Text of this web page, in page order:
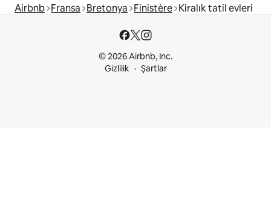
Airbnb Fransa Bretonya Finistère Kiralık tatil evleri
© 2026 Airbnb, Inc.
Gizlilik
Şartlar